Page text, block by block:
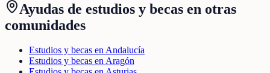
Ayudas de estudios y becas en otras
comunidades
Estudios y becas en Andalucía
Estudios y becas en Aragón